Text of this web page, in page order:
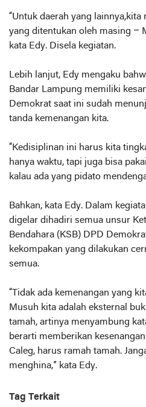
“Untuk daerah yang lainnya,kita
yang ditentukan oleh masing –
kata Edy. Disela kegiatan.
Lebih lanjut, Edy mengaku
Bandar Lampung memiliki
Demokrat saat ini sudah
tanda kemenangan kita.
“Kedisiplinan ini harus kita
hanya waktu, tapi juga bisa
kalau ada yang pidato
Bahkan, kata Edy. Dalam
digelar dihadiri semua unsur
Bendahara (KSB) DPD
kekompakan yang dilakukan
semua.
“Tidak ada kemenangan yang
Musuh kita adalah eksternal
tamah, artinya menyambung
berarti memberikan
Caleg, harus ramah tamah.
menghina,” kata Edy.
Tag Terkait